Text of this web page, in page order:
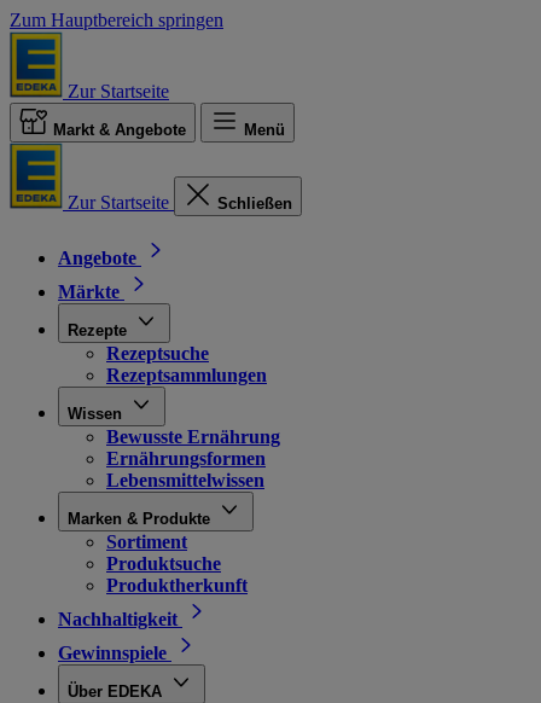
Zum Hauptbereich springen
Zur Startseite
Markt & Angebote Menü
Zur Startseite Schließen
Angebote
Märkte
Rezepte
Rezeptsuche
Rezeptsammlungen
Wissen
Bewusste Ernährung
Ernährungsformen
Lebensmittelwissen
Marken & Produkte
Sortiment
Produktsuche
Produktherkunft
Nachhaltigkeit
Gewinnspiele
Über EDEKA